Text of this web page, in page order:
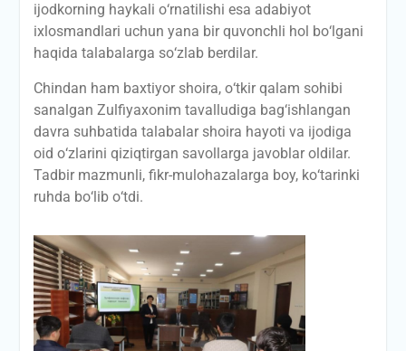
ijodkorning haykali о‘rnatilishi esa adabiyot
ixlosmandlari uchun yana bir quvonchli hol bо‘lgani
haqida talabalarga sо‘zlab berdilar.
Chindan ham baxtiyor shoira, о‘tkir qalam sohibi
sanalgan Zulfiyaxonim tavalludiga bag‘ishlangan
davra suhbatida talabalar shoira hayoti va ijodiga
oid о‘zlarini qiziqtirgan savollarga javoblar oldilar.
Tadbir mazmunli, fikr-mulohazalarga boy, kо‘tarinki
ruhda bо‘lib о‘tdi.